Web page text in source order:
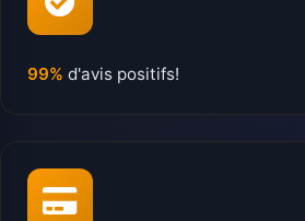
99% d'avis positifs!